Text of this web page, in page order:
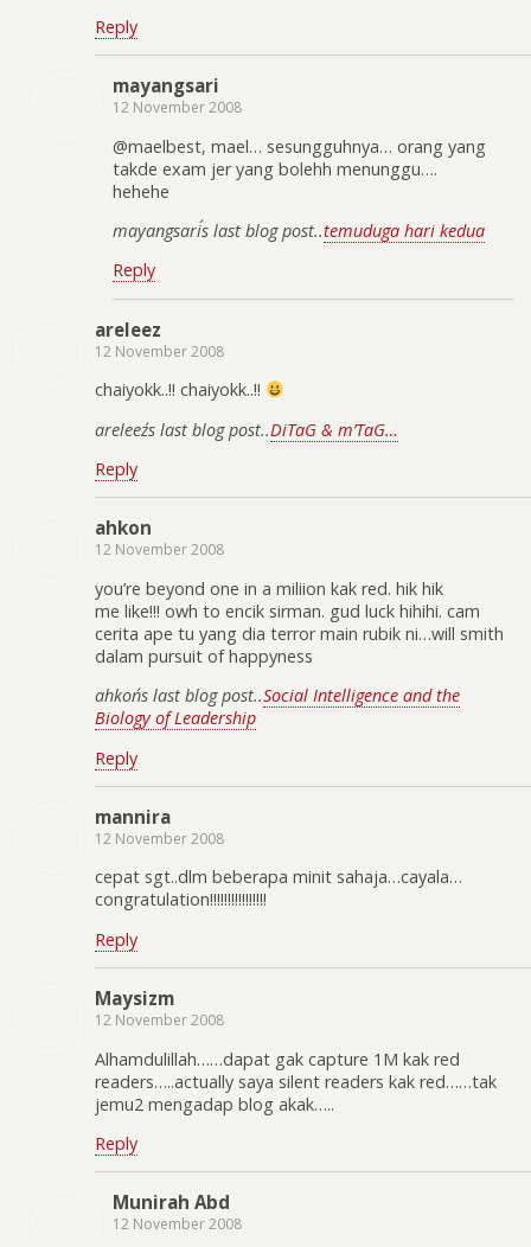
Reply
mayangsari
12 November 2008
@maelbest, mael… sesungguhnya… orang yang
takde exam jer yang bolehh menunggu….
hehehe
mayangsari´s last blog post..temuduga hari kedua
Reply
areleez
12 November 2008
chaiyokk..!! chaiyokk..!!
areleez´s last blog post..DiTaG & m’TaG…
Reply
ahkon
12 November 2008
you’re beyond one in a miliion kak red. hik hik
me like!!! owh to encik sirman. gud luck hihihi. cam
cerita ape tu yang dia terror main rubik ni…will smith
dalam pursuit of happyness
ahkon´s last blog post..Social Intelligence and the
Biology of Leadership
Reply
mannira
12 November 2008
cepat sgt..dlm beberapa minit sahaja…cayala…
congratulation!!!!!!!!!!!!!!!!
Reply
Maysizm
12 November 2008
Alhamdulillah……dapat gak capture 1M kak red
readers…..actually saya silent readers kak red……tak
jemu2 mengadap blog akak…..
Reply
Munirah Abd
12 November 2008